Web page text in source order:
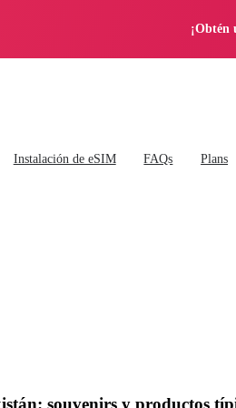
¡Obtén
Instalación de eSIM FAQs Plans
souvenirs y productos